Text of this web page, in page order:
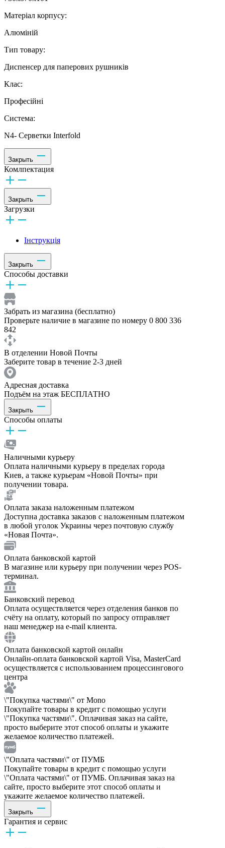
Матеріал корпусу:
Алюміній
Тип товару:
Диспенсер для паперових рушників
Клас:
Професійні
Система:
N4- Серветки Interfold
Закрыть
Комлпектация
Закрыть
Загрузки
Інструкція
Закрыть
Способы доставки
Забрать из магазина (бесплатно)
Проверьте наличие в магазине по номеру 0 800 336
842
В отделении Новой Почты
Заберите товар в течение 2-3 дней
Адресная доставка
Подъём на этаж БЕСПЛАТНО
Закрыть
Способы оплаты
Наличными курьеру
Оплата наличными курьеру в пределах города
Киев, а также курьерам «Новой Почты» при
получении товара.
Оплата заказа наложенным платежом
Доступна доставка заказов с наложенным платежом
в любой уголок Украины через почтовую службу
«Новая Почта».
Оплата банковской картой
В магазине или курьеру при получении через POS-
терминал.
Банковский перевод
Оплата осуществляется через отделения банков по
счёту на оплату, который по запросу отправляет
наш менеджер на e-mail клиента.
Оплата банковской картой онлайн
Онлайн-оплата банковской картой Visa, MasterCard
осуществляется с использованием процессингового
центра
\"Покупка частями\" от Mono
Покупайте товары в кредит с помощью услуги
\"Покупка частями\". Оплачивая заказ на сайте,
просто выберите этот способ оплаты и укажите
желаемое количество платежей.
\"Оплата частями\" от ПУМБ
Покупайте товары в кредит с помощью услуги
\"Оплата частями\" от ПУМБ. Оплачивая заказ на
сайте, просто выберите этот способ оплаты и
укажите желаемое количество платежей.
Закрыть
Гарантия и сервис